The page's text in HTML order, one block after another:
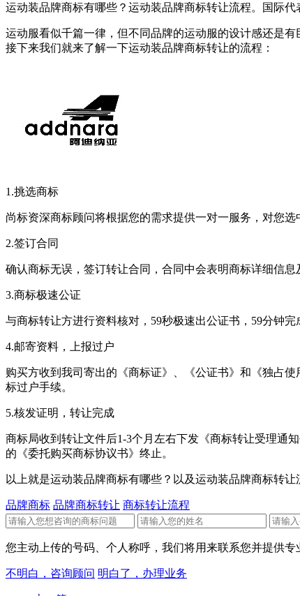
运动装品牌商标有哪些？运动装品牌商标转让流程。国际
运动服看似千篇一律，但不同品牌的运动服的设计感还是
接下来我们就来了解一下运动装品牌商标转让的流程：
1.挑选商标
尚标资深商标顾问将根据您的需求提供一对一服务，对您选
2.签订合同
确认商标无误，签订转让合同，合同中会表明商标详细信
3.商标极速公证
与商标转让方进行资料核对，59秒极速出公证书，59分钟完
4.邮寄资料，上报过户
购买方收到我司寄出的《商标证》、《公证书》和《独占
标过户手续。
5.核发证明，转让完成
商标局收到转让文件后1-3个月左右下发《商标转让受理通
的《委托购买商标协议书》终止。
以上就是运动装品牌商标有哪些？以及运动装品牌商标转
品牌商标 品牌商标转让 商标转让流程
您主动上传的号码、个人称呼，我们将用来联系您并提供
不明白，咨询顾问 明白了，办理业务